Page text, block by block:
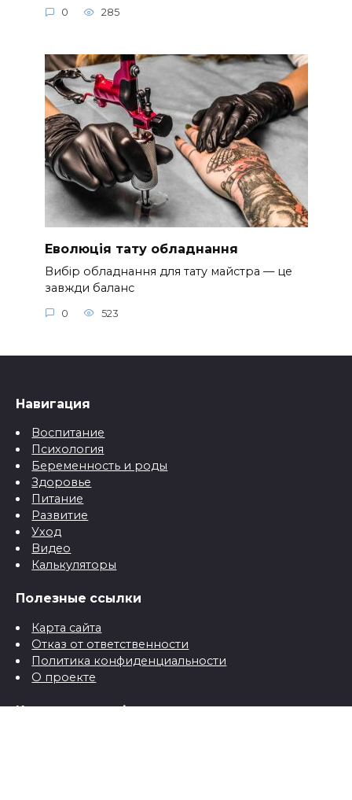
0 285
Еволюція тату обладнання
Вибір обладнання для тату майстра — це
завжди баланс
0 523
Навигация
Воспитание
Психология
Беременность и роды
Здоровье
Питание
Развитие
Уход
Видео
Калькуляторы
Полезные ссылки
Карта сайта
Отказ от ответственности
Политика конфиденциальности
О проекте
Контактная информация